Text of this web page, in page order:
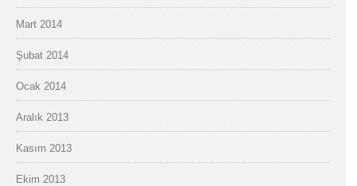
Mart 2014
Şubat 2014
Ocak 2014
Aralık 2013
Kasım 2013
Ekim 2013